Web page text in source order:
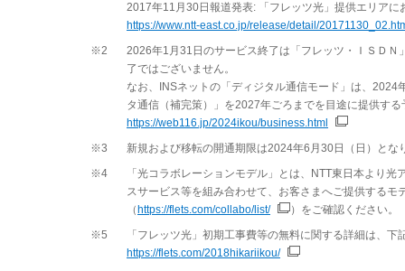
2017年11月30日報道発表: 「フレッツ光」提供エリア
https://www.ntt-east.co.jp/release/detail/
※2
2026年1月31日のサービス終了は「フレッツ・ＩＳＤ
了ではございません。
なお、INSネットの「ディジタル通信モード」は、
タ通信（補完策）」を2027年ごろまでを目途に提供する
https://web116.jp/2024ikou/business.html
※3
新規および移転の開通期限は2024年6月30日（日）とな
※4
「光コラボレーションモデル」とは、NTT東日本より
スサービス等を組み合わせて、お客さまへご提供する
（ https://flets.com/collabo/list/
）をご確認ください。
※5
「フレッツ光」初期工事費等の無料に関する詳細は、
https://flets.com/2018hikariikou/